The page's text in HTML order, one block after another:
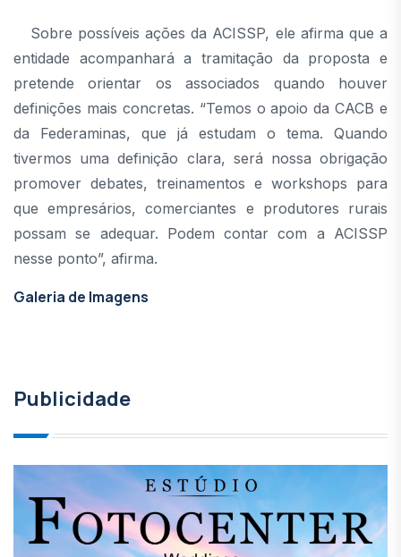
Sobre possíveis ações da ACISSP, ele afirma que a
entidade acompanhará a tramitação da proposta e
pretende orientar os associados quando houver
definições mais concretas. “Temos o apoio da CACB e
da Federaminas, que já estudam o tema. Quando
tivermos uma definição clara, será nossa obrigação
promover debates, treinamentos e workshops para
que empresários, comerciantes e produtores rurais
possam se adequar. Podem contar com a ACISSP
nesse ponto”, afirma.
Galeria de Imagens
Publicidade